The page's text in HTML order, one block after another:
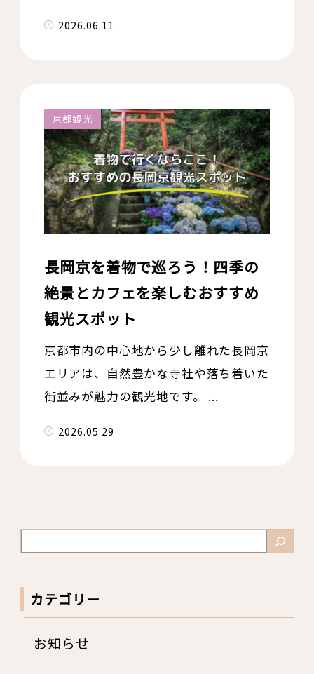
2026.06.11
京都観光
長岡京を着物で巡ろう！四季の
絶景とカフェを楽しむおすすめ
観光スポット
京都市内の中心地から少し離れた長岡京
エリアは、自然豊かな寺社や落ち着いた
街並みが魅力の観光地です。 ...
2026.05.29
カテゴリー
お知らせ